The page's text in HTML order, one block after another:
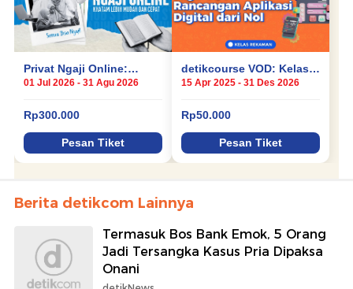
Berita detikcom Lainnya
Termasuk Bos Bank Emok, 5 Orang
Jadi Tersangka Kasus Pria Dipaksa
Onani